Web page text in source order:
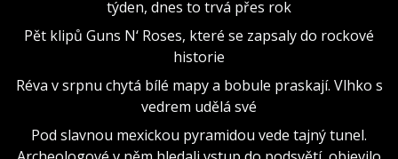
týden, dnes to trvá přes rok
Pět klipů Guns N‘ Roses, které se zapsaly do rockové
historie
Réva v srpnu chytá bílé mapy a bobule praskají. Vlhko s
vedrem udělá své
Pod slavnou mexickou pyramidou vede tajný tunel.